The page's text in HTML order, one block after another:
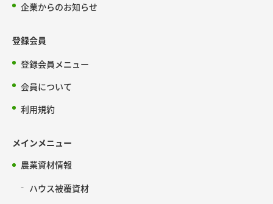
企業からのお知らせ
登録会員
登録会員メニュー
会員について
利用規約
メインメニュー
農業資材情報
ハウス被覆資材